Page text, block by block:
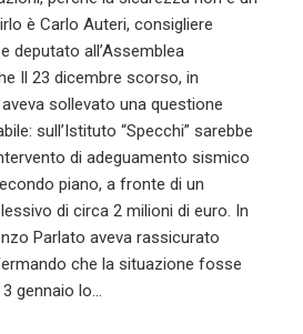
è Carlo Auteri, consigliere
deputato all’Assemblea
Il 23 dicembre scorso, in
sollevato una questione
sull’Istituto “Specchi” sarebbe
di adeguamento sismico
piano, a fronte di un
di circa 2 milioni di euro. In
Parlato aveva rassicurato
che la situazione fosse
gennaio lo…